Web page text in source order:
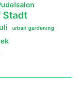
Stadt
urban gardening